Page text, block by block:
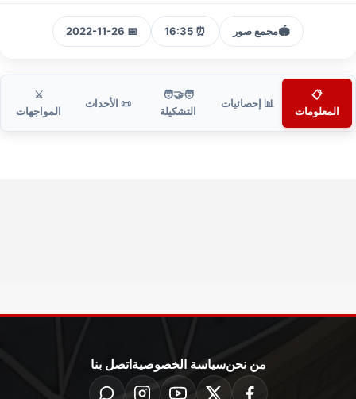
🏟️مجمع صور ⏰ 16:35
📅 2022-11-26
📋
المعلومات
📊 إحصائيات
🧑‍🤝‍🧑
التشكيلة
📜 الأحداث
⚔️
المواجهات
من نحنسياسة الخصوصية اتصل بنا